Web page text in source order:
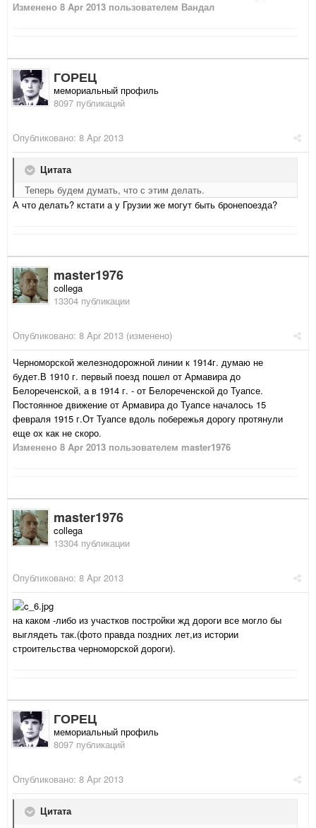
Изменено 8 Apr 2013 пользователем Вандал
ГОРЕЦ
мемориальный профиль
8097 публикаций
Опубликовано: 8 Apr 2013
Цитата
Теперь будем думать, что с этим делать.
А что делать? кстати а у Грузии же могут быть бронепоезда?
master1976
collega
13304 публикации
Опубликовано: 8 Apr 2013 (изменено)
Черноморской железнодорожной линии к 1914г. думаю не
будет.В 1910 г. первый поезд пошел от Армавира до
Белореченской, а в 1914 г. - от Белореченской до Туапсе.
Постоянное движение от Армавира до Туапсе началось 15
февраля 1915 г.От Туапсе вдоль побережья дорогу протянули
еще ох как не скоро.
Изменено 8 Apr 2013 пользователем master1976
master1976
collega
13304 публикации
Опубликовано: 8 Apr 2013
на каком -либо из участков постройки жд дороги все могло бы
выглядеть так.(фото правда поздних лет,из истории
строительства черноморской дороги).
ГОРЕЦ
мемориальный профиль
8097 публикаций
Опубликовано: 8 Apr 2013
Цитата